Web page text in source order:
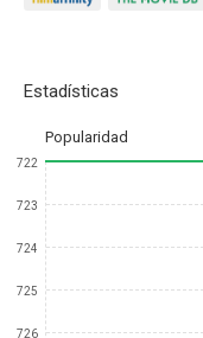
Estadísticas
Popularidad
722
723
724
725
726